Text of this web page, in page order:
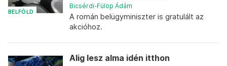
BELFÖLD
Bicsérdi-Fülöp Ádám
A román belügyminiszter is gratulált az
akcióhoz.
Alig lesz alma idén itthon